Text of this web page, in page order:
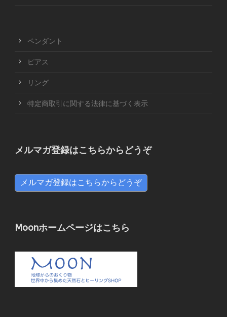
ペンダント
ピアス
リング
特定商取引に関する法律に基づく表示
メルマガ登録はこちらからどうぞ
メルマガ登録はこちらからどうぞ
Moonホームページはこちら